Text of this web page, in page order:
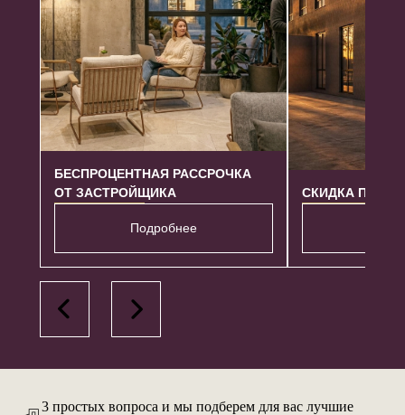
БЕСПРОЦЕНТНАЯ РАССРОЧКА
ОТ ЗАСТРОЙЩИКА
Подробнее
СКИДКА ПРИ
3 простых вопроса и мы подберем для вас лучшие